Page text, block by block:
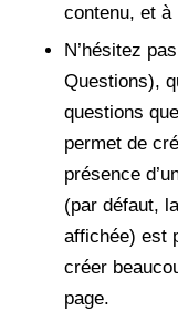
contenu, et
N’hésitez
Questions),
questions
permet de
présence
(par défaut,
affichée) est
créer
page.